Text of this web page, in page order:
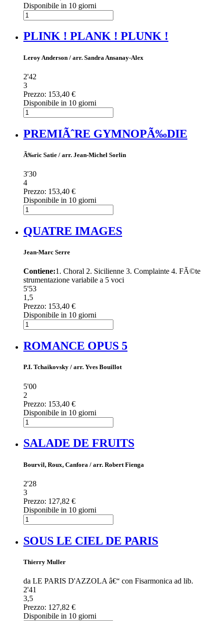
Disponibile in 10 giorni
PLINK ! PLANK ! PLUNK !
Leroy Anderson / arr. Sandra Ansanay-Alex
2'42
3
Prezzo: 153,40 €
Disponibile in 10 giorni
PREMIÃˆRE GYMNOPÃ‰DIE
Ã‰ric Satie / arr. Jean-Michel Sorlin
3'30
4
Prezzo: 153,40 €
Disponibile in 10 giorni
QUATRE IMAGES
Jean-Marc Serre
Contiene:1. Choral 2. Sicilienne 3. Complainte 4. FÃ©te
strumentazione variabile a 5 voci
5'53
1,5
Prezzo: 153,40 €
Disponibile in 10 giorni
ROMANCE OPUS 5
P.I. Tchaikovsky / arr. Yves Bouillot
5'00
2
Prezzo: 153,40 €
Disponibile in 10 giorni
SALADE DE FRUITS
Bourvil, Roux, Canfora / arr. Robert Fienga
2'28
3
Prezzo: 127,82 €
Disponibile in 10 giorni
SOUS LE CIEL DE PARIS
Thierry Muller
da LE PARIS D'AZZOLA â€“ con Fisarmonica ad lib.
2'41
3,5
Prezzo: 127,82 €
Disponibile in 10 giorni